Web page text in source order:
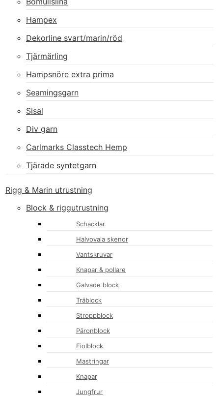
Hampex
Dekorline svart/marin/röd
Tjärmärling
Hampsnöre extra prima
Seamingsgarn
Sisal
Div garn
Carlmarks Classtech Hemp
Tjärade syntetgarn
Rigg & Marin utrustning
Block & riggutrustning
Schacklar
Halvovala skenor
Vantskruvar
Knapar & pollare
Galvade block
Träblock
Stroppblock
Päronblock
Fiolblock
Mastringar
Knapar
Jungfrur